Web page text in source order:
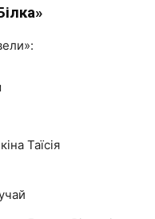
Таїсія